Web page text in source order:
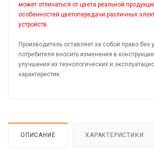
может отличаться от цвета реальной
особенностей цветопередачи различных
устройств.
Производитель оставляет за собой право без
потребителя вносить изменения в
улучшения их технологических и
характеристик.
ОПИСАНИЕ ХАРАКТЕРИСТИКИ